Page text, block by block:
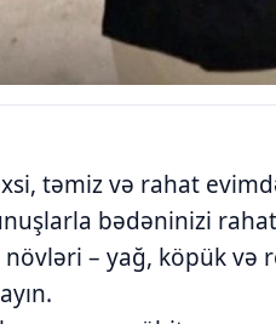
təmiz və rahat
bədəninizi
– yağ, köpük və